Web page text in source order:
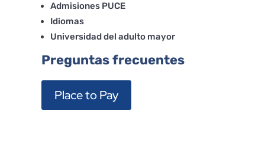
Admisiones PUCE
Idiomas
Universidad del adulto mayor
Preguntas frecuentes
Place to Pay